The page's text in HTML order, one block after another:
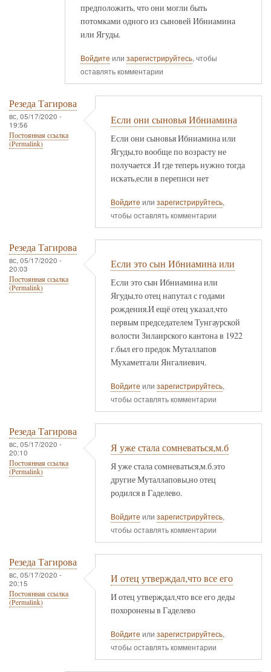
предположить, что они могли быть
потомками одного из сыновей Ибниамина
или Ягуды.
Войдите или зарегистрируйтесь, чтобы
оставлять комментарии
Резеда Тагирова
вс, 05/17/2020 -
19:56
Постоянная ссылка
(Permalink)
Если они сыновья Ибниамина
Если они сыновья Ибниамина или
Ягуды,то вообще по возрасту не
получается .И где теперь нужно тогда
искать,если в переписи нет
Войдите или зарегистрируйтесь,
чтобы оставлять комментарии
Резеда Тагирова
вс, 05/17/2020 -
20:03
Постоянная ссылка
(Permalink)
Если это сын Ибниамина или
Если это сын Ибниамина или
Ягуды,то отец напутал с годами
рождения.И ещё отец указал,что
первым председателем Тунгаурской
волости Зилаирского кантона в 1922
г.был его предок Муталлапов
Мухаметгали Янгалиевич.
Войдите или зарегистрируйтесь,
чтобы оставлять комментарии
Резеда Тагирова
вс, 05/17/2020 -
20:10
Постоянная ссылка
(Permalink)
Я уже стала сомневаться,м.б
Я уже стала сомневаться,м.б.это
другие Муталлаповы,но отец
родился в Гаделево.
Войдите или зарегистрируйтесь,
чтобы оставлять комментарии
Резеда Тагирова
вс, 05/17/2020 -
20:15
Постоянная ссылка
(Permalink)
И отец утверждал,что все его
И отец утверждал,что все его деды
похоронены в Гаделево
Войдите или зарегистрируйтесь,
чтобы оставлять комментарии